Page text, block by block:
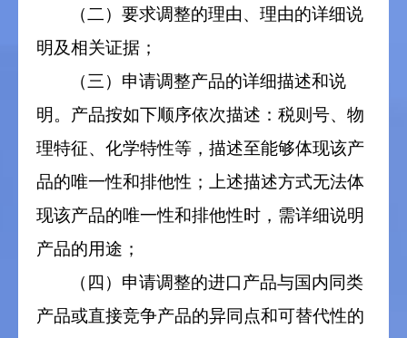
（二）要求调整的理由、理由的详细说
明及相关证据；
（三）申请调整产品的详细描述和说
明。产品按如下顺序依次描述：税则号、物
理特征、化学特性等，描述至能够体现该产
品的唯一性和排他性；上述描述方式无法体
现该产品的唯一性和排他性时，需详细说明
产品的用途；
（四）申请调整的进口产品与国内同类
产品或直接竞争产品的异同点和可替代性的